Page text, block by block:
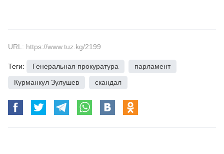
URL: https://www.tuz.kg/2199
Теги: Генеральная прокуратура парламент
Курманкул Зулушев
скандал